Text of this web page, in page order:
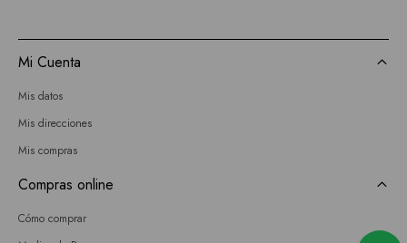
Mi Cuenta
Mis datos
Mis direcciones
Mis compras
Compras online
Cómo comprar